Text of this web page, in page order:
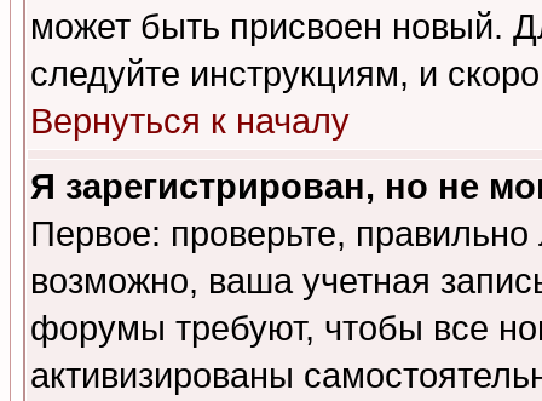
может быть присвоен новый.
следуйте инструкциям, и
Вернуться к началу
Я зарегистрирован, но не
Первое: проверьте,
возможно, ваша учетная
форумы требуют, чтобы все
активизированы